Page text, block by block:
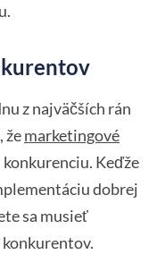
z najväčších rán
žemarketingové
Keďže
dobrej
sa musieť